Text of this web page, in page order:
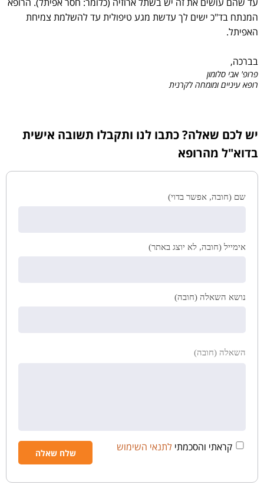
המנתח בד"כ ישים לך עדשת מגע טיפולית עד להשלמת צמיחת
האפיתל.
בברכה,
פרופ' אבי סלומון
רופא עיניים ומומחה לקרנית
יש לכם שאלה? כתבו לנו ותקבלו תשובה אישית
בדוא"ל מהרופא
שם (חובה, אפשר בדוי)
אימייל (חובה, לא יוצג באתר)
נושא השאלה (חובה)
השאלה (חובה)
קראתי והסכמתי לתנאי השימוש